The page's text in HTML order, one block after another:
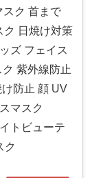
ク 首まで
ク 日焼け対策
ズ フェイス
紫外線防止
防止 顔 UV
マスク
トビューテ
ク